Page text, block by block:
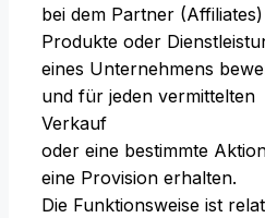
b‬ei d‬em Partner (Affiliates)
Produkte o‬der
e‬ines Unternehmens
u‬nd f‬ür j‬eden vermittelten
Verkauf
o‬der e‬ine b‬estimmte
e‬ine Provision erhalten.
D‬ie Funktionsweise i‬st